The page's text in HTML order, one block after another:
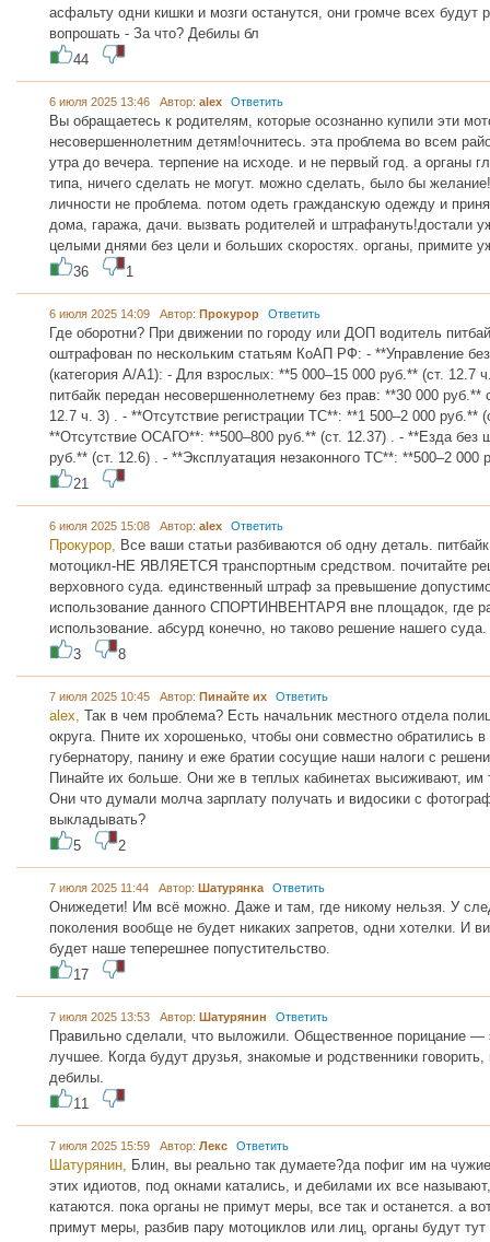
асфальту одни кишки и мозги останутся, они громче всех будут
вопрошать - За что? Дебилы бл
44
6 июля 2025 13:46 Автор: alex Ответить
Вы обращаетесь к родителям, которые осознанно купили эти
несовершеннолетним детям!очнитесь. эта проблема во всем
утра до вечера. терпение на исходе. и не первый год. а органы
типа, ничего сделать не могут. можно сделать, было бы
личности не проблема. потом одеть гражданскую одежду и
дома, гаража, дачи. вызвать родителей и штрафануть!достали
целыми днями без цели и больших скоростях. органы, примите
36
1
6 июля 2025 14:09 Автор: Прокурор Ответить
Где оборотни? При движении по городу или ДОП водитель
оштрафован по нескольким статьям КоАП РФ: - **Управление
(категория А/А1): - Для взрослых: **5 000–15 000 руб.** (ст. 12.7
питбайк передан несовершеннолетнему без прав: **30 000 руб.**
12.7 ч. 3) . - **Отсутствие регистрации ТС**: **1 500–2 000 руб.**
**Отсутствие ОСАГО**: **500–800 руб.** (ст. 12.37) . - **Езда без
руб.** (ст. 12.6) . - **Эксплуатация незаконного ТС**: **500–2 000
21
6 июля 2025 15:08 Автор: alex Ответить
Прокурор, Все ваши статьи разбиваются об одну деталь.
мотоцикл-НЕ ЯВЛЯЕТСЯ транспортным средством. почитайте
верховного суда. единственный штраф за превышение
использование данного СПОРТИНВЕНТАРЯ вне площадок, где
использование. абсурд конечно, но таково решение нашего суда.
3
8
7 июля 2025 10:45 Автор: Пинайте их Ответить
alex, Так в чем проблема? Есть начальник местного отдела
округа. Пните их хорошенько, чтобы они совместно обратились
губернатору, панину и еже братии сосущие наши налоги с
Пинайте их больше. Они же в теплых кабинетах высиживают, им
Они что думали молча зарплату получать и видосики с
выкладывать?
5
2
7 июля 2025 11:44 Автор: Шатурянка Ответить
Онижедети! Им всё можно. Даже и там, где никому нельзя. У
поколения вообще не будет никаких запретов, одни хотелки. И
будет наше теперешнее попустительство.
17
7 июля 2025 13:53 Автор: Шатурянин Ответить
Правильно сделали, что выложили. Общественное порицание —
лучшее. Когда будут друзья, знакомые и родственники говорить,
дебилы.
11
7 июля 2025 15:59 Автор: Лекс Ответить
Шатурянин, Блин, вы реально так думаете?да пофиг им на
этих идиотов, под окнами катались, и дебилами их все
катаются. пока органы не примут меры, все так и останется. а
примут меры, разбив пару мотоциклов или лиц, органы будут тут